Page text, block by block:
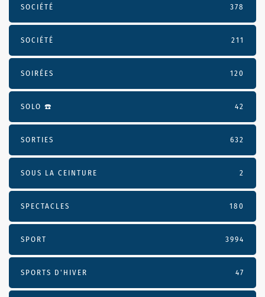
SOCIÉTÉ 378
SOCIÉTÉ 211
SOIRÉES 120
SOLO ☎️ 42
SORTIES 632
SOUS LA CEINTURE 2
SPECTACLES 180
SPORT 3994
SPORTS D'HIVER 47